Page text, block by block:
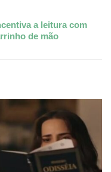
a leitura com
de mão